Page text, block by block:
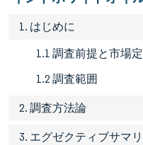
1. はじめに
1.1 調査前提と市場
1.2 調査範囲
2. 調査方法論
3. エグゼクティブサマ